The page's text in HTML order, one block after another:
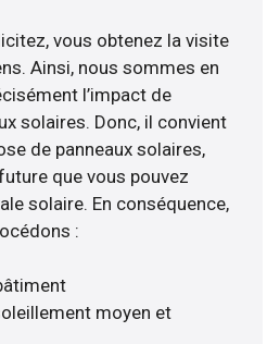
vous obtenez la visite
Ainsi, nous sommes en
l’impact de
solaires. Donc, il convient
de panneaux solaires,
que vous pouvez
solaire. En conséquence,
:
moyen et